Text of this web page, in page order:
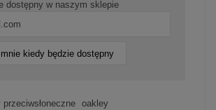
dostępny w naszym sklepie
kiedy będzie dostępny
przeciwsłoneczne
oakley